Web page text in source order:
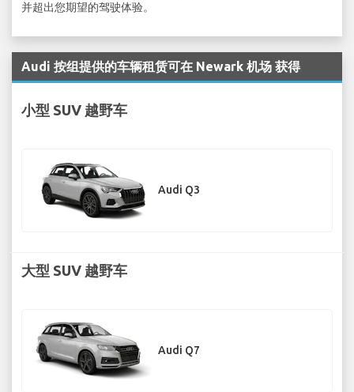
并超出您期望的驾驶体验。
Audi 按组提供的车辆租赁可在 Newark 机场 获得
小型 SUV 越野车
Audi Q3
大型 SUV 越野车
Audi Q7